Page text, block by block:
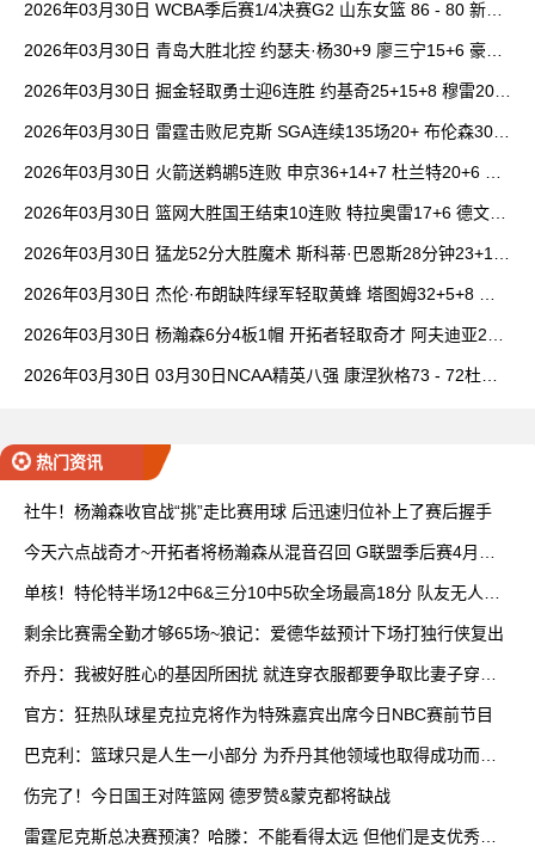
2026年03月30日 WCBA季后赛1/4决赛G2 山东女篮 86 - 80 新疆
2026年03月30日 青岛大胜北控 约瑟夫·杨30+9 廖三宁15+6 豪斯
2026年03月30日 掘金轻取勇士迎6连胜 约基奇25+15+8 穆雷20+
2026年03月30日 雷霆击败尼克斯 SGA连续135场20+ 布伦森30分
2026年03月30日 火箭送鹈鹕5连败 申京36+14+7 杜兰特20+6 锡
2026年03月30日 篮网大胜国王结束10连败 特拉奥雷17+6 德文·
2026年03月30日 猛龙52分大胜魔术 斯科蒂·巴恩斯28分钟23+15
2026年03月30日 杰伦·布朗缺阵绿军轻取黄蜂 塔图姆32+5+8 普
2026年03月30日 杨瀚森6分4板1帽 开拓者轻取奇才 阿夫迪亚20+
2026年03月30日 03月30日NCAA精英八强 康涅狄格73 - 72杜克
热门资讯
社牛！杨瀚森收官战“挑”走比赛用球 后迅速归位补上了赛后握手
今天六点战奇才~开拓者将杨瀚森从混音召回 G联盟季后赛4月开
单核！特伦特半场12中6&三分10中5砍全场最高18分 队友无人上
剩余比赛需全勤才够65场~狼记：爱德华兹预计下场打独行侠复出
乔丹：我被好胜心的基因所困扰 就连穿衣服都要争取比妻子穿得
官方：狂热队球星克拉克将作为特殊嘉宾出席今日NBC赛前节目
巴克利：篮球只是人生一小部分 为乔丹其他领域也取得成功而自
伤完了！今日国王对阵篮网 德罗赞&蒙克都将缺战
雷霆尼克斯总决赛预演？哈滕：不能看得太远 但他们是支优秀球